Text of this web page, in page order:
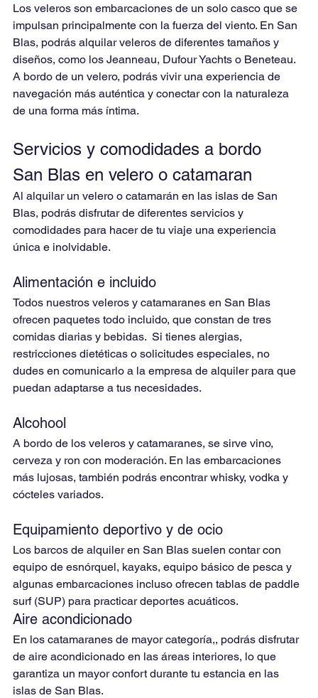
Los veleros son embarcaciones de un solo casco que se
impulsan principalmente con la fuerza del viento. En San
Blas, podrás alquilar veleros de diferentes tamaños y
diseños, como los Jeanneau, Dufour Yachts o Beneteau.
A bordo de un velero, podrás vivir una experiencia de
navegación más auténtica y conectar con la naturaleza
de una forma más íntima.
Servicios y comodidades a bordo
San Blas en velero o catamaran
Al alquilar un velero o catamarán en las islas de San
Blas, podrás disfrutar de diferentes servicios y
comodidades para hacer de tu viaje una experiencia
única e inolvidable.
Alimentación e incluido
Todos nuestros veleros y catamaranes en San Blas
ofrecen paquetes todo incluido, que constan de tres
comidas diarias y bebidas.  Si tienes alergias,
restricciones dietéticas o solicitudes especiales, no
dudes en comunicarlo a la empresa de alquiler para que
puedan adaptarse a tus necesidades.
Alcohool
A bordo de los veleros y catamaranes, se sirve vino,
cerveza y ron con moderación. En las embarcaciones
más lujosas, también podrás encontrar whisky, vodka y
cócteles variados.
Equipamiento deportivo y de ocio
Los barcos de alquiler en San Blas suelen contar con
equipo de esnórquel, kayaks, equipo básico de pesca y
algunas embarcaciones incluso ofrecen tablas de paddle
surf (SUP) para practicar deportes acuáticos.
Aire acondicionado
En los catamaranes de mayor categoría,, podrás disfrutar
de aire acondicionado en las áreas interiores, lo que
garantiza un mayor confort durante tu estancia en las
islas de San Blas.